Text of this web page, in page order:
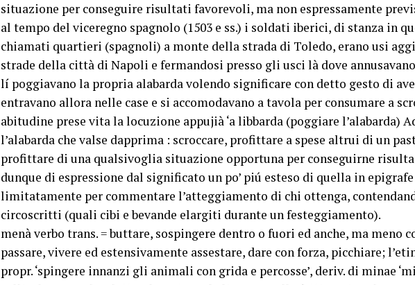
situazione per conseguire risultati favorevoli, ma non espressamente
al tempo del viceregno spagnolo (1503 e ss.) i soldati iberici, di stanza in
chiamati quartieri (spagnoli) a monte della strada di Toledo, erano usi
strade della città di Napoli e fermandosi presso gli usci là dove
lí poggiavano la propria alabarda volendo significare con detto gesto di
entravano allora nelle case e si accomodavano a tavola per consumare a
abitudine prese vita la locuzione appujià ‘a libbarda (poggiare l’alabarda)
l’alabarda che valse dapprima : scroccare, profittare a spese altrui di un
profittare di una qualsivoglia situazione opportuna per conseguirne
dunque di espressione dal significato un po’ piú esteso di quella in
limitatamente per commentare l’atteggiamento di chi ottenga,
circoscritti (quali cibi e bevande elargiti durante un festeggiamento).
menà verbo trans. = buttare, sospingere dentro o fuori ed anche, ma meno
passare, vivere ed estensivamente assestare, dare con forza, picchiare;
propr. ‘spingere innanzi gli animali con grida e percosse’, deriv. di minae